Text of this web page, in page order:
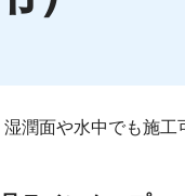
潤面や水中でも施工